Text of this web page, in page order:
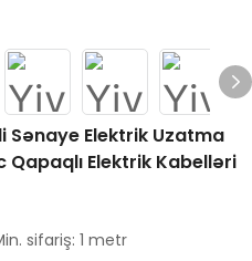
Sənaye Elektrik Uzatma
Qapaqlı Elektrik Kabelləri
sifariş: 1 metr